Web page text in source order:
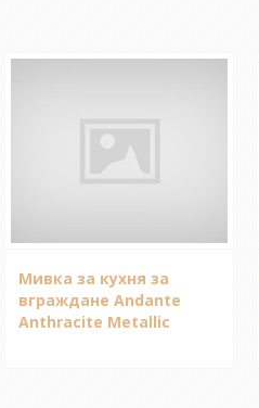
Мивка за кухня за
вграждане Andante
Anthracite Metallic